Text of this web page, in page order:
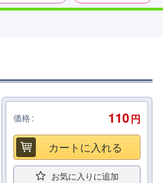
価格 110円
カートに入れる
お気に入りに追加